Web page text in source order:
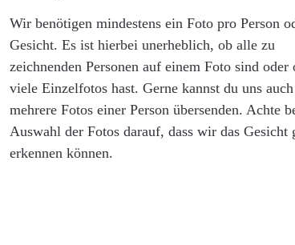
Wir benötigen mindestens ein Foto pro Person
Gesicht. Es ist hierbei unerheblich, ob alle zu
zeichnenden Personen auf einem Foto sind oder
viele Einzelfotos hast. Gerne kannst du uns auch
mehrere Fotos einer Person übersenden. Achte
Auswahl der Fotos darauf, dass wir das Gesicht
erkennen können.